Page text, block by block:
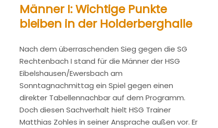
Männer I: Wichtige Punkte
bleiben in der Holderberghalle
Nach dem überraschenden Sieg gegen die SG
Rechtenbach I stand für die Männer der HSG
Eibelshausen/Ewersbach am
Sonntagnachmittag ein Spiel gegen einen
direkter Tabellennachbar auf dem Programm.
Doch diesen Sachverhalt hielt HSG Trainer
Matthias Zohles in seiner Ansprache außen vor. Er